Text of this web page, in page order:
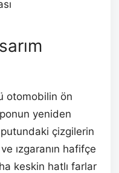
otomobilin ön
yeniden
çizgilerin
ızgaranın hafifçe
keskin hatlı farlar